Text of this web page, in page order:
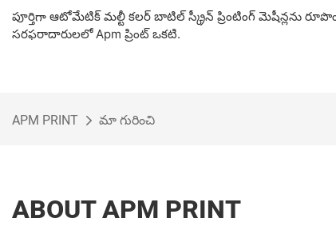
పూర్తిగా ఆటోమేటిక్ మల్టీ కలర్ బాటిల్ స్క్రీన్ ప్రింటింగ్ మెషీన్లను
సరఫరాదారులలో Apm ప్రింట్ ఒకటి.
APM PRINT మా గురించి
ABOUT APM PRINT